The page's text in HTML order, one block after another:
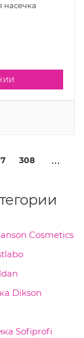
насечка
308
Cosmetics
Dikson
Sofiprofi